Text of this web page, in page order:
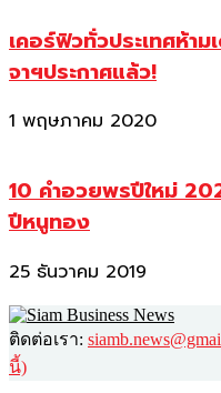
เคอร์ฟิวทั่วประเทศห้า
จาฯประกาศแล้ว!
1 พฤษภาคม 2020
10 คำอวยพรปีใหม่
ปีหนูทอง
25 ธันวาคม 2019
ติดต่อเรา:
นี้)